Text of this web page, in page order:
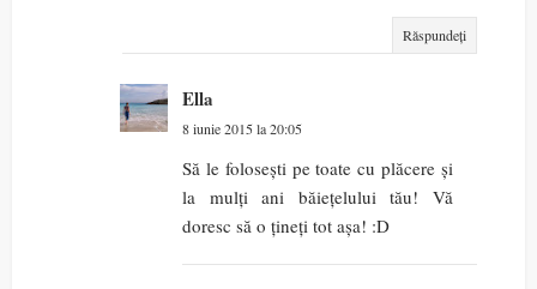
Răspundeți
Ella
8 iunie 2015 la 20:05
Să le folosești pe toate cu plăcere și
la mulți ani băiețelului tău! Vă
doresc să o țineți tot așa! :D